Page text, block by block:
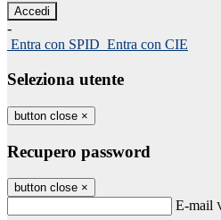
-
Entra con SPID Entra con CIE
Seleziona utente
button close ×
Recupero password
button close ×
E-mail